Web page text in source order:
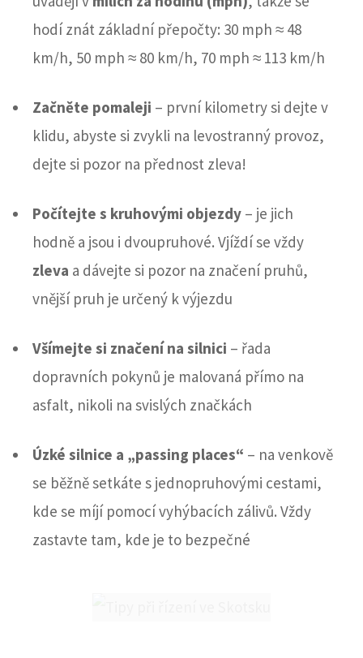
hodí znát základní přepočty: 30 mph ≈ 48
km/h, 50 mph ≈ 80 km/h, 70 mph ≈ 113 km/h
Začněte pomaleji – první kilometry si dejte v
klidu, abyste si zvykli na levostranný provoz,
dejte si pozor na přednost zleva!
Počítejte s kruhovými objezdy – je jich
hodně a jsou i dvoupruhové. Vjíždí se vždy
zleva a dávejte si pozor na značení pruhů,
vnější pruh je určený k výjezdu
Všímejte si značení na silnici – řada
dopravních pokynů je malovaná přímo na
asfalt, nikoli na svislých značkách
Úzké silnice a „passing places“ – na venkově
se běžně setkáte s jednopruhovými cestami,
kde se míjí pomocí vyhýbacích zálivů. Vždy
zastavte tam, kde je to bezpečné